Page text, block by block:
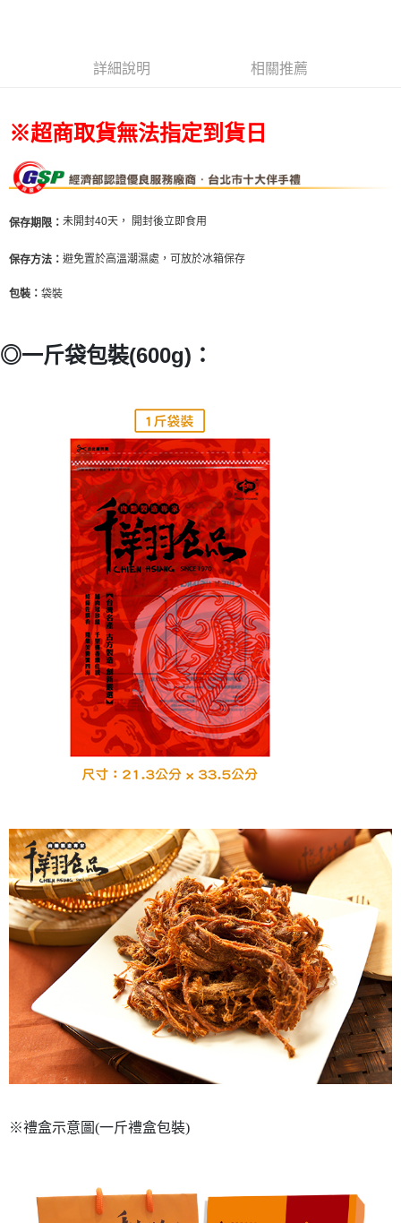
每筆NT$80，滿NT$799(含以上)免運費
每筆NT$150，滿NT$2,000(含以上)免運費
詳細說明 相關推薦
※超商取貨無法指定到貨日
保存期限： 未開封40天， 開封後立即食用
保存方法： 避免置於高溫潮濕處，可放於冰箱保存
包裝： 袋裝
◎一斤袋包裝(600g)：
※禮盒示意圖(一斤禮盒包裝)